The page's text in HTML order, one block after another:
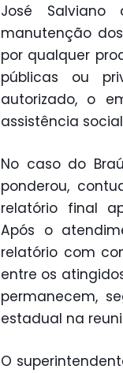
José
manutenção
por qualquer
públicas ou
autorizado, o
assistência
No caso do
ponderou,
relatório final
Após o
relatório com
entre os
permanecem,
estadual na
O